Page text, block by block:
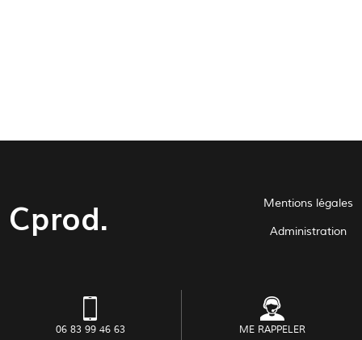
Cprod. Mentions légales
Administration
06 83 99 46 63 ME RAPPELER